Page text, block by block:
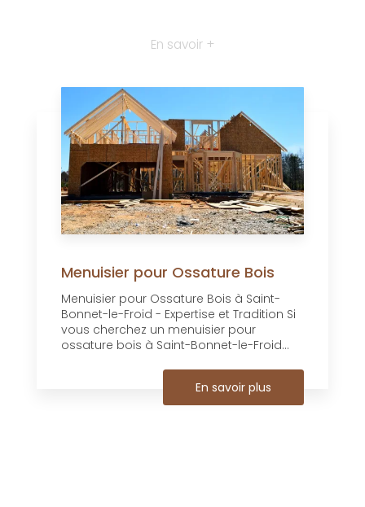
En savoir +
Menuisier pour Ossature Bois
Menuisier pour Ossature Bois à Saint-
Bonnet-le-Froid - Expertise et Tradition Si
vous cherchez un menuisier pour
ossature bois à Saint-Bonnet-le-Froid...
En savoir plus